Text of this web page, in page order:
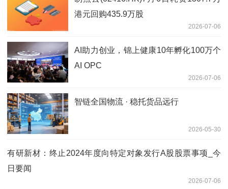
港元回购435.9万股
2026-07-06
AI助力创业，锦上健康10年孵化100万个
AI OPC
2026-07-06
智链全国物流 · 稳托货品远行
2026-05-30
有研新材：终止2024年度向特定对象发行A股股票事项_今
日要闻
2026-07-06